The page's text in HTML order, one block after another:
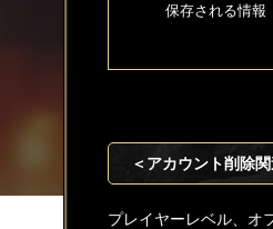
保存される情報
＜アカウント削除関
プレイヤーレベル、オ